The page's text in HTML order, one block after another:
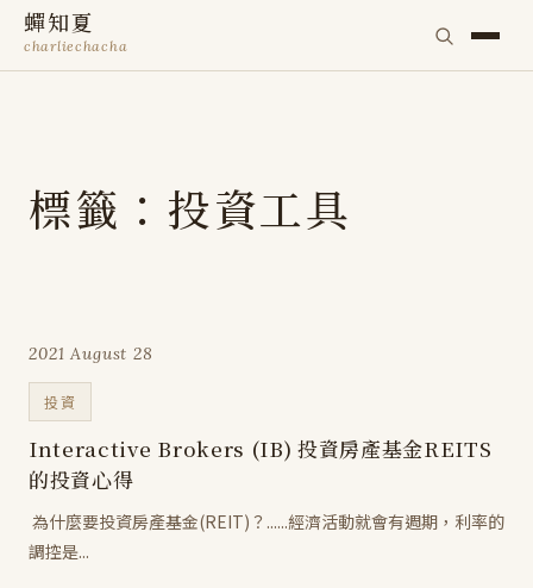
蟬知夏
charliechacha
標籤：投資工具
2021 August 28
投資
Interactive Brokers (IB) 投資房產基金REITS
的投資心得
為什麼要投資房產基金(REIT)？......經濟活動就會有週期，利率的
調控是...